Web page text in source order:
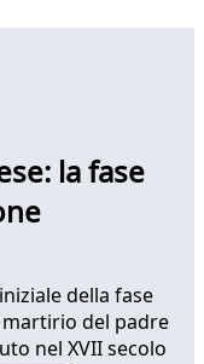
la fase
della fase
del padre
nel XVII secolo